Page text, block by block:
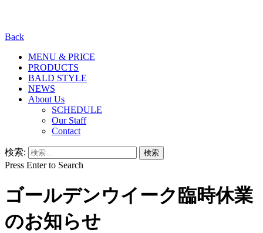
Back
MENU & PRICE
PRODUCTS
BALD STYLE
NEWS
About Us
SCHEDULE
Our Staff
Contact
検索:
Press Enter to Search
ゴールデンウイーク臨時休業
のお知らせ